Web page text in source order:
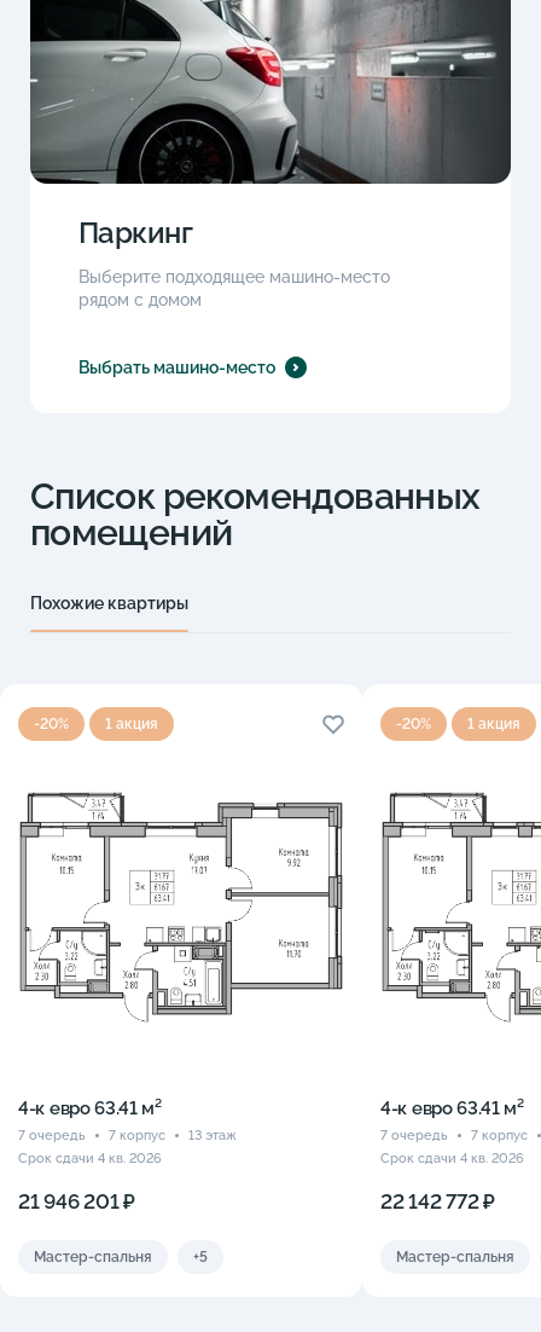
Паркинг
Выберите подходящее машино-место
рядом с домом
Выбрать машино-место
Список рекомендованных
помещений
Похожие квартиры
-20% 1 акция
4-к eвро 63.41 м²
7 очередь 7 корпус
13 этаж
Срок сдачи 4 кв. 2026
21 946 201 ₽
Мастер-спальня +5
-20% 1 акция
4-к eвро 63.41 м²
7 очередь
7 корпус
Срок сдачи 4 кв. 2026
22 142 772 ₽
Мастер-спальня